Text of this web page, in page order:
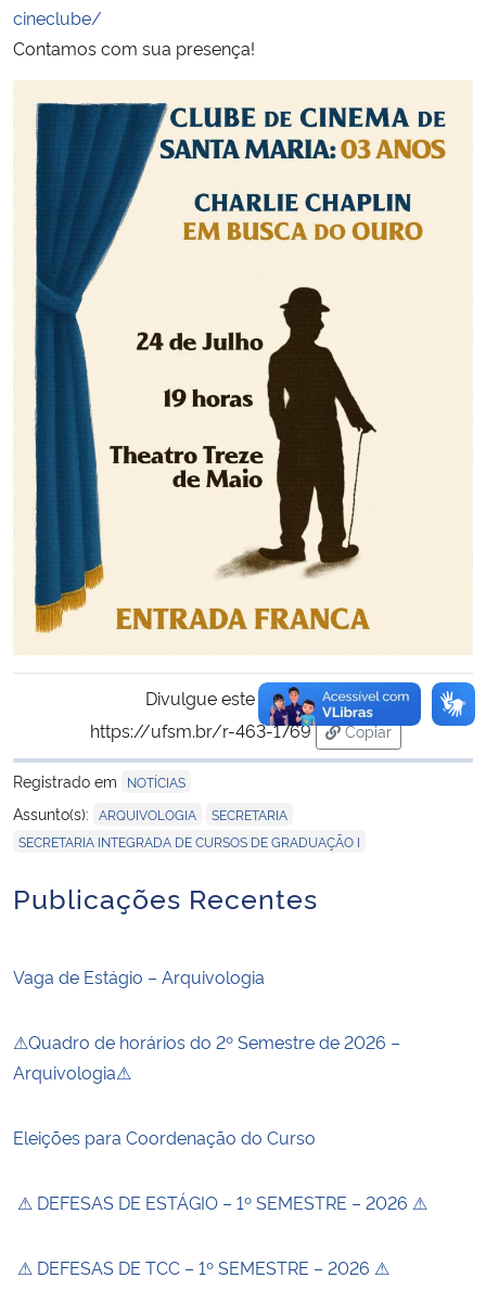
Gabinete de Segurança Institucional
Advocacia-Geral da União
Banco Central do Brasil
Planalto
cineclube/
Contamos com sua presença!
Divulgue este conteúdo:
https://ufsm.br/r-463-1769
Copiar
para área de
Registrado em
NOTÍCIAS
Assunto(s): ARQUIVOLOGIA SECRETARIA
SECRETARIA INTEGRADA DE CURSOS DE GRADUAÇÃO I
Publicações Recentes
Vaga de Estágio – Arquivologia
⚠Quadro de horários do 2º Semestre de 2026 –
Arquivologia⚠
Eleições para Coordenação do Curso
⚠ DEFESAS DE ESTÁGIO – 1º SEMESTRE – 2026 ⚠
⚠ DEFESAS DE TCC – 1º SEMESTRE – 2026 ⚠